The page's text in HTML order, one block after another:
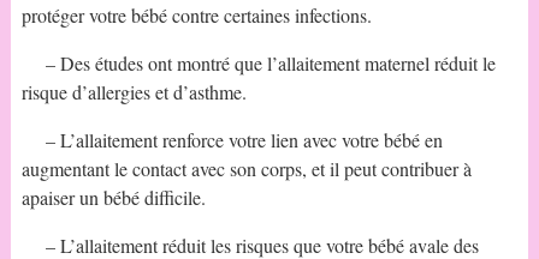
protéger votre bébé contre certaines infections.
– Des études ont montré que l’allaitement maternel réduit le
risque d’allergies et d’asthme.
– L’allaitement renforce votre lien avec votre bébé en
augmentant le contact avec son corps, et il peut contribuer à
apaiser un bébé difficile.
– L’allaitement réduit les risques que votre bébé avale des